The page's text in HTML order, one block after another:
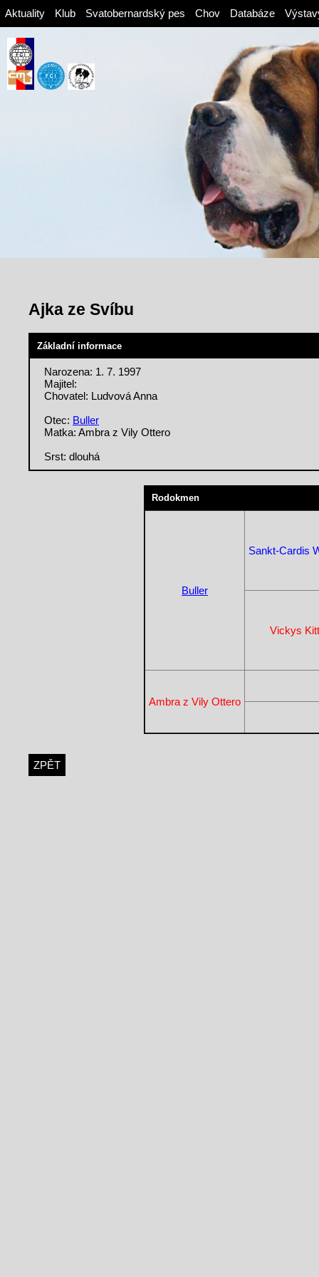
Aktuality Klub Svatobernardský pes Chov Databáze
Ajka ze Svíbu
Základní informace
Narozena: 1. 7. 1997
Majitel:
Chovatel: Ludvová Anna
Otec: Buller
Matka: Ambra z Vily Ottero
Srst: dlouhá
Rodokmen
Buller
Sankt-Cardis
Vickys
Ambra z Vily Ottero
ZPĚT